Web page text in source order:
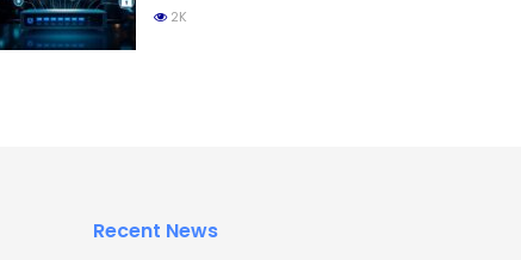
2K
Recent News